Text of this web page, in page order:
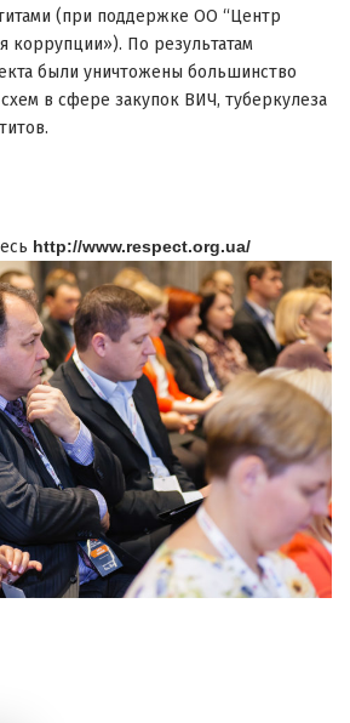
(при поддержке ОО “Центр
коррупции»). По результатам
были уничтожены большинство
в сфере закупок ВИЧ, туберкулеза
http://www.respect.org.ua/